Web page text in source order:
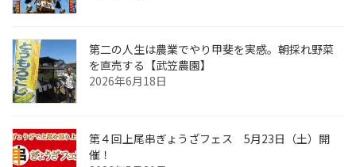
第二の人生は農業でやり甲斐を実感。朝採れ野菜
を直売する【武笠農園】
2026年6月18日
第４回上尾串ぎょうざフェス 5月23日（土）開
催！